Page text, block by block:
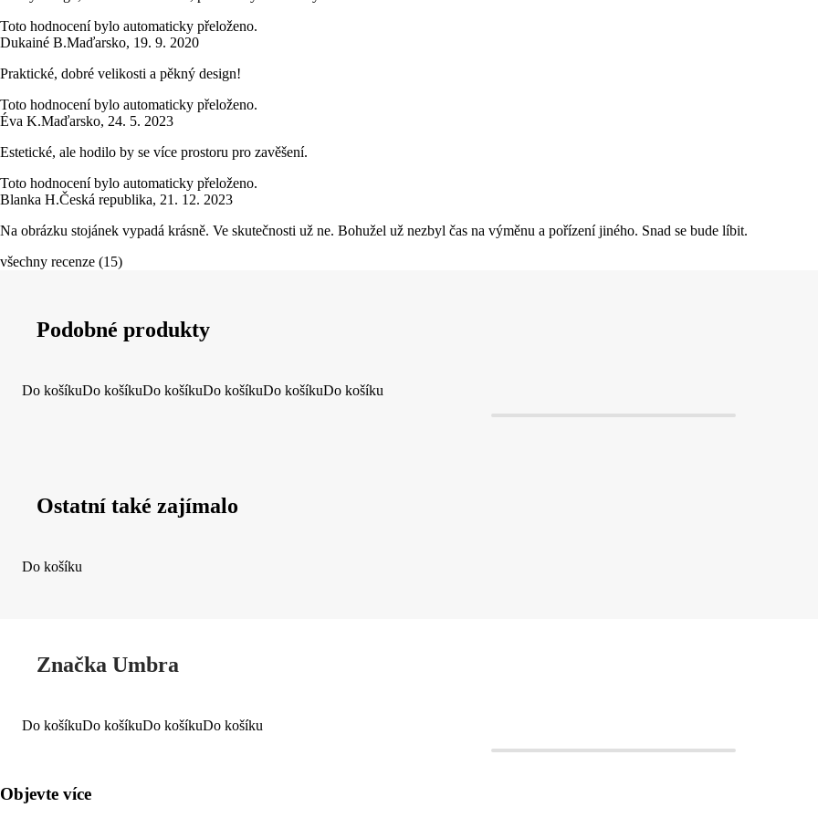
Toto hodnocení bylo automaticky přeloženo.
Dukainé B.Maďarsko, 19. 9. 2020
Praktické, dobré velikosti a pěkný design!
Toto hodnocení bylo automaticky přeloženo.
Éva K.Maďarsko, 24. 5. 2023
Estetické, ale hodilo by se více prostoru pro zavěšení.
Toto hodnocení bylo automaticky přeloženo.
Blanka H.Česká republika, 21. 12. 2023
Na obrázku stojánek vypadá krásně. Ve skutečnosti už ne. Bohužel už nezbyl čas na výměnu a pořízení jiného. Snad se bude líbit.
všechny recenze (15)
Podobné produkty
Do košíkuDo košíkuDo košíkuDo košíkuDo košíkuDo košíku
Ostatní také zajímalo
Do košíku
Značka Umbra
Do košíkuDo košíkuDo košíkuDo košíku
Objevte více